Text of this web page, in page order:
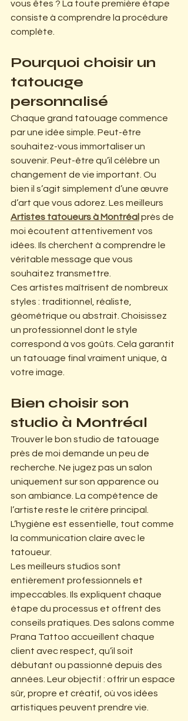
vous êtes ? La toute première étape
consiste à comprendre la procédure
complète.
Pourquoi choisir un
tatouage
personnalisé
Chaque grand tatouage commence
par une idée simple. Peut-être
souhaitez-vous immortaliser un
souvenir. Peut-être qu’il célèbre un
changement de vie important. Ou
bien il s’agit simplement d’une œuvre
d’art que vous adorez. Les meilleurs
Artistes tatoueurs à Montréal près de
moi écoutent attentivement vos
idées. Ils cherchent à comprendre le
véritable message que vous
souhaitez transmettre.
Ces artistes maîtrisent de nombreux
styles : traditionnel, réaliste,
géométrique ou abstrait. Choisissez
un professionnel dont le style
correspond à vos goûts. Cela garantit
un tatouage final vraiment unique, à
votre image.
Bien choisir son
studio à Montréal
Trouver le bon studio de tatouage
près de moi demande un peu de
recherche. Ne jugez pas un salon
uniquement sur son apparence ou
son ambiance. La compétence de
l’artiste reste le critère principal.
L’hygiène est essentielle, tout comme
la communication claire avec le
tatoueur.
Les meilleurs studios sont
entièrement professionnels et
impeccables. Ils expliquent chaque
étape du processus et offrent des
conseils pratiques. Des salons comme
Prana Tattoo accueillent chaque
client avec respect, qu’il soit
débutant ou passionné depuis des
années. Leur objectif : offrir un espace
sûr, propre et créatif, où vos idées
artistiques peuvent prendre vie.